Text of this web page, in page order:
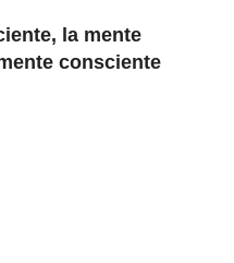
la mente
consciente